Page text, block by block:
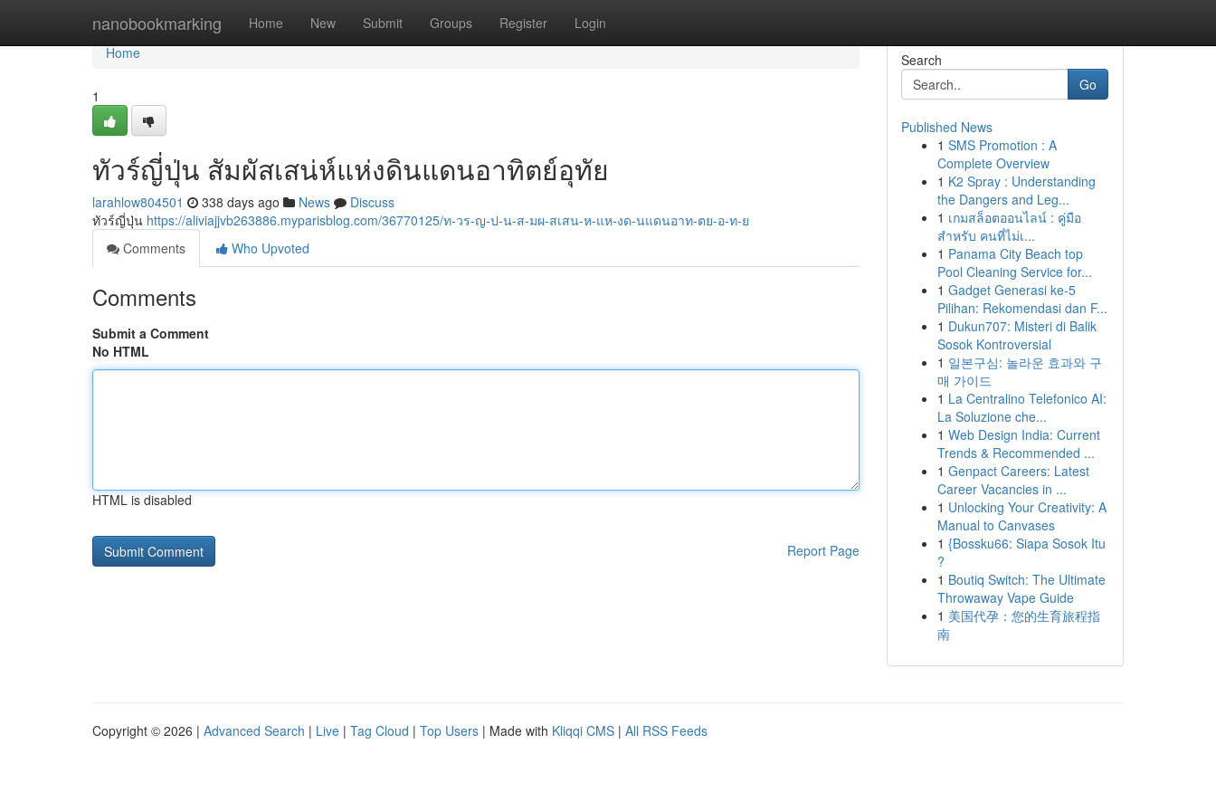
nanobookmarking Home New Submit Groups Register Login
Home
Home
1
ทัวร์ญี่ปุ่น สัมผัสเสน่ห์แห่งดินแดนอาทิตย์อุทัย
larahlow804501 338 days ago News
Discuss
ทัวร์ญี่ปุ่น https://aliviajjvb263886.myparisblog.com/36770125/ท-วร-ญ-ป-น-ส-มผ-สเสน-ห-แห-งด-นแดนอาท-ตย-อ-ท-ย
Comments
Who Upvoted
Comments
Submit a Comment
No HTML
HTML is disabled
Report Page
Search
Go
Published News
1 SMS Promotion : A
Complete Overview
1 K2 Spray : Understanding
the Dangers and Leg...
1 เกมสล็อตออนไลน์ : คู่มือ
สำหรับ คนที่ไม่เ...
1 Panama City Beach top
Pool Cleaning Service for...
1 Gadget Generasi ke-5
Pilihan: Rekomendasi dan F...
1 Dukun707: Misteri di Balik
Sosok Kontroversial
1 일본구심: 놀라운 효과와 구
매 가이드
1 La Centralino Telefonico AI:
La Soluzione che...
1 Web Design India: Current
Trends & Recommended ...
1 Genpact Careers: Latest
Career Vacancies in ...
1 Unlocking Your Creativity: A
Manual to Canvases
1 {Bossku66: Siapa Sosok Itu
?
1 Boutiq Switch: The Ultimate
Throwaway Vape Guide
1 美国代孕：您的生育旅程指
南
Copyright © 2026 | Advanced Search | Live | Tag Cloud | Top Users | Made with Kliqqi CMS | All RSS Feeds